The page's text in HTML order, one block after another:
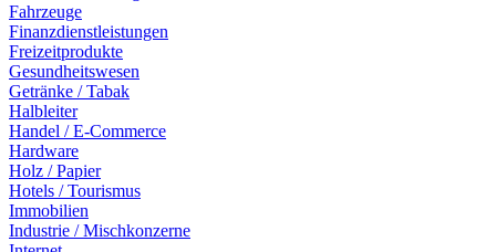
Fahrzeuge
Finanzdienstleistungen
Freizeitprodukte
Gesundheitswesen
Getränke / Tabak
Halbleiter
Handel / E-Commerce
Hardware
Holz / Papier
Hotels / Tourismus
Immobilien
Industrie / Mischkonzerne